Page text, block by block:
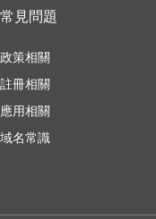
常見問題
政策相關
註冊相關
應用相關
域名常識